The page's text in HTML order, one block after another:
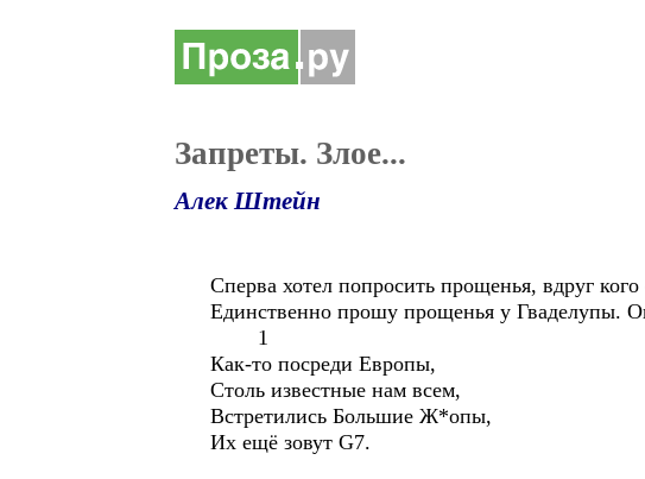
Запреты. Злое...
Алек Штейн
Сперва хотел попросить прощенья, вдруг
Единственно прошу прощенья у Гваделупы.
1
Как-то посреди Европы,
Столь известные нам всем,
Встретились Большие Ж*опы,
Их ещё зовут G7.